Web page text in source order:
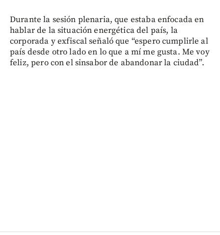
Durante la sesión plenaria, que estaba enfocada en
hablar de la situación energética del país, la
corporada y exfiscal señaló que “espero cumplirle al
país desde otro lado en lo que a mí me gusta. Me voy
feliz, pero con el sinsabor de abandonar la ciudad”.